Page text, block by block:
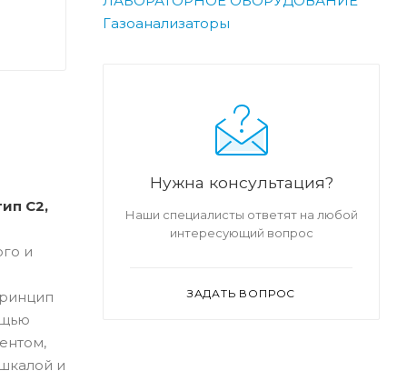
С2,
и
и
Газоанализаторы
Нужна консультация?
Наши специалисты ответят на любой
интересующий вопрос
ЗАДАТЬ ВОПРОС